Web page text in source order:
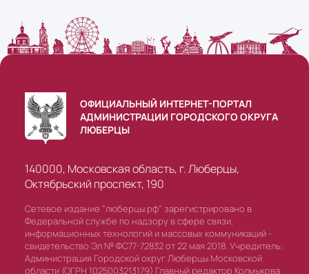
ОФИЦИАЛЬНЫЙ ИНТЕРНЕТ-ПОРТАЛ
АДМИНИСТРАЦИИ ГОРОДСКОГО ОКРУГА
ЛЮБЕРЦЫ
140000, Московская область, г. Люберцы,
Октябрьский проспект, 190
Сетевое издание "люберцы.рф" зарегистрировано в
Федеральной службе по надзору в сфере связи,
информационных технологий и массовых коммуникаций -
свидетельство Эл № ФС77-72832 от 22 мая 2018. Учредитель:
Администрация Городской округ Люберцы Московской
области (ОГРН 1025003213179) Главный редактор Колмыкова